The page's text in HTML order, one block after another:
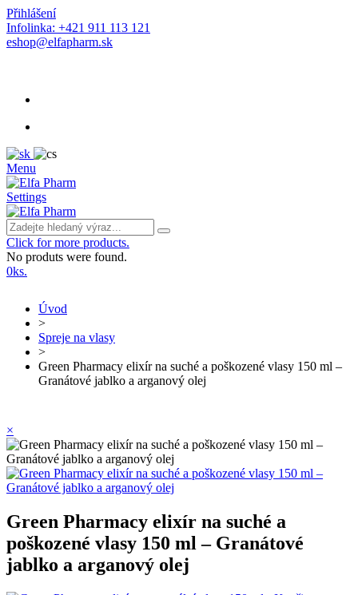
Přihlášení
Infolinka: +421 911 113 121
eshop@elfapharm.sk
Menu
Settings
Click for more products.
No produts were found.
0ks.
Úvod
>
Spreje na vlasy
>
Green Pharmacy elixír na suché a poškozené vlasy 150 ml –
Granátové jablko a arganový olej
×
Green Pharmacy elixír na suché a
poškozené vlasy 150 ml – Granátové
jablko a arganový olej